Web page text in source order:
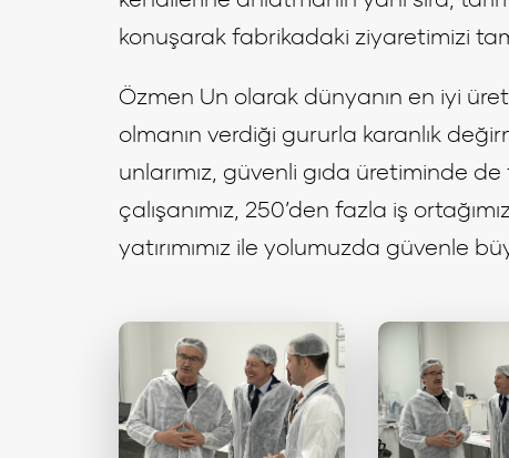
konuşarak fabrikadaki ziyaretimizi
Özmen Un olarak dünyanın en iyi
olmanın verdiği gururla karanlık
unlarımız, güvenli gıda üretiminde
çalışanımız, 250’den fazla iş
yatırımımız ile yolumuzda güvenle